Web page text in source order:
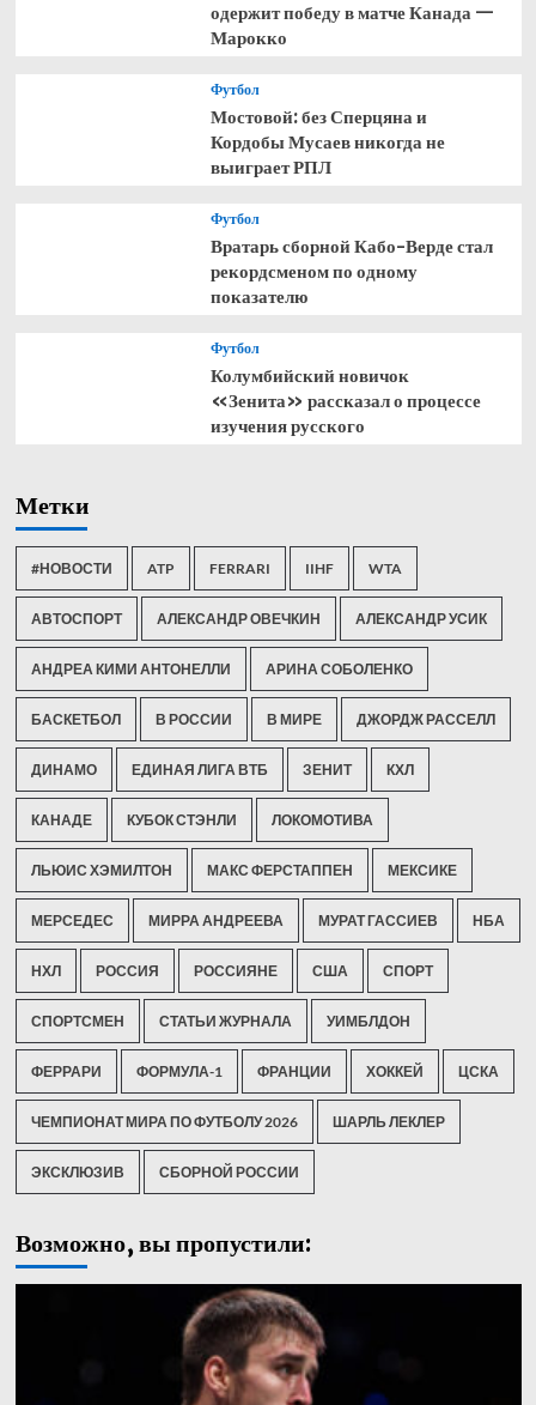
одержит победу в матче Канада —
Марокко
Футбол
Мостовой: без Сперцяна и
Кордобы Мусаев никогда не
выиграет РПЛ
Футбол
Вратарь сборной Кабо-Верде стал
рекордсменом по одному
показателю
Футбол
Колумбийский новичок
«Зенита» рассказал о процессе
изучения русского
Метки
#НОВОСТИ ATP FERRARI IIHF WTA
АВТОСПОРТ АЛЕКСАНДР ОВЕЧКИН АЛЕКСАНДР УСИК
АНДРЕА КИМИ АНТОНЕЛЛИ АРИНА СОБОЛЕНКО
БАСКЕТБОЛ В РОССИИ В МИРЕ ДЖОРДЖ РАССЕЛЛ
ДИНАМО ЕДИНАЯ ЛИГА ВТБ ЗЕНИТ КХЛ
КАНАДЕ КУБОК СТЭНЛИ ЛОКОМОТИВА
ЛЬЮИС ХЭМИЛТОН МАКС ФЕРСТАППЕН МЕКСИКЕ
МЕРСЕДЕС МИРРА АНДРЕЕВА МУРАТ ГАССИЕВ НБА
НХЛ РОССИЯ РОССИЯНЕ США СПОРТ
СПОРТСМЕН СТАТЬИ ЖУРНАЛА УИМБЛДОН
ФЕРРАРИ ФОРМУЛА-1 ФРАНЦИИ ХОККЕЙ ЦСКА
ЧЕМПИОНАТ МИРА ПО ФУТБОЛУ 2026 ШАРЛЬ ЛЕКЛЕР
ЭКСКЛЮЗИВ СБОРНОЙ РОССИИ
Возможно, вы пропустили: